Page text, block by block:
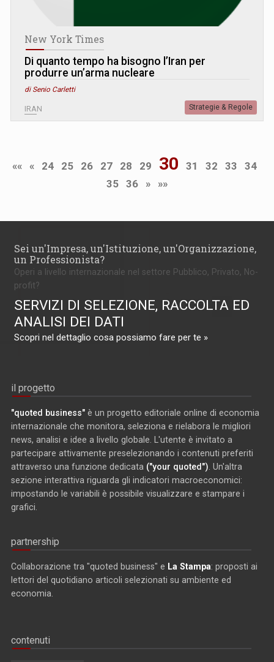
New York Times
Di quanto tempo ha bisogno l’Iran per
produrre un’arma nucleare
di Senio Carletti
IRAN Strategie & Regole
«« « 24 25 26 27 28 29 30 31 32 33
34
35 36 » »»
Sei un'Impresa, un'Istituzione, un'Organizzazione,
un Professionista?
Operi a livello internazionale nel settore Pubblico, Privato, No-
profit?
SERVIZI DI SELEZIONE, RACCOLTA ED
ANALISI DEI DATI
Scopri nel dettaglio cosa possiamo fare per te »
il progetto
"quoted business" è un progetto editoriale online di economia
internazionale che monitora, seleziona e rielabora le migliori
news, analisi e idee a livello globale. L'utente è invitato a
partecipare attivamente preselezionando i contenuti preferiti
attraverso una funzione dedicata ("your quoted") . Un'altra
sezione interattiva riguarda gli indicatori macroeconomici:
impostando le variabili è possibile visualizzare e stampare i
grafici.
partnership
Collaborazione tra "quoted business" e La Stampa: proposti ai
lettori del quotidiano articoli selezionati su ambiente ed
economia.
contenuti